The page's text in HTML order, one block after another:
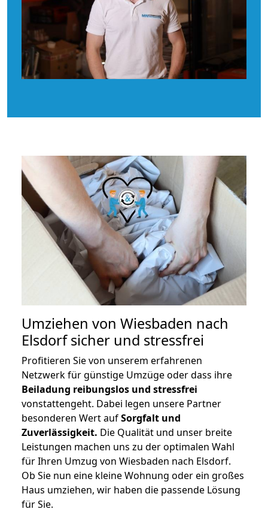
Umziehen von Wiesbaden nach
Elsdorfsicher und stressfrei
Profitieren Sie von unserem erfahrenen
Netzwerk für günstige Umzüge oder dass ihre
Beiladung reibungslos und stressfrei
vonstattengeht. Dabei legen unsere Partner
besonderen Wert aufSorgfalt und
Zuverlässigkeit. Die Qualität und unser breite
Leistungen machen uns zu der optimalen Wahl
für Ihren Umzug von Wiesbaden nach Elsdorf.
Ob Sie nun eine kleine Wohnung oder ein großes
Haus umziehen, wir haben die passende Lösung
für Sie.